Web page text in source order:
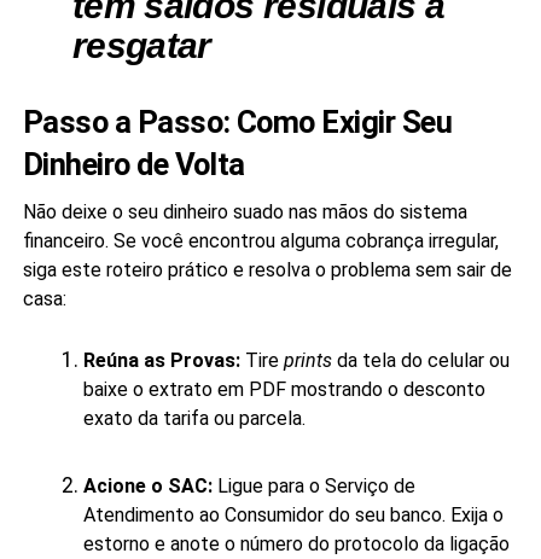
resgatar
Passo a Passo: Como Exigir Seu
Dinheiro de Volta
Não deixe o seu dinheiro suado nas mãos do sistema
financeiro. Se você encontrou alguma cobrança irregular,
siga este roteiro prático e resolva o problema sem sair de
casa:
Reúna as Provas:Tire printsda tela do celular ou
baixe o extrato em PDF mostrando o desconto
exato da tarifa ou parcela.
Acione o SAC:Ligue para o Serviço de
Atendimento ao Consumidor do seu banco. Exija o
estorno e anote o número do protocolo da ligação